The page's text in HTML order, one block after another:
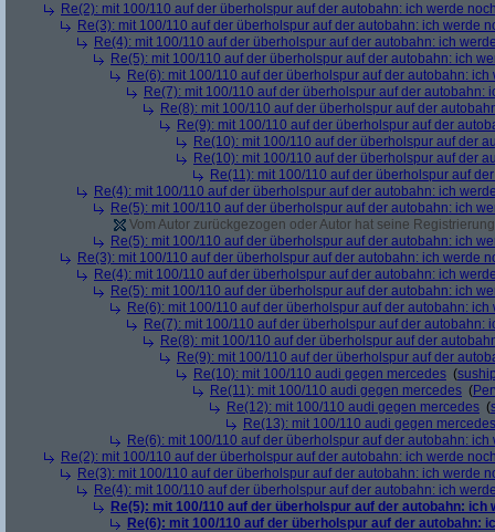
Re(2): mit 100/110 auf der überholspur auf der autobahn: ich werde
Re(3): mit 100/110 auf der überholspur auf der autobahn: ich werde
Re(4): mit 100/110 auf der überholspur auf der autobahn: ich
Re(5): mit 100/110 auf der überholspur auf der autobahn: ich
Re(6): mit 100/110 auf der überholspur auf der autobahn:
Re(7): mit 100/110 auf der überholspur auf der autobahn:
Re(8): mit 100/110 auf der überholspur auf der
Re(9): mit 100/110 auf der überholspur auf der
Re(10): mit 100/110 auf der überholspur auf der
Re(10): mit 100/110 auf der überholspur auf der
Re(11): mit 100/110 auf der überholspur auf
Re(4): mit 100/110 auf der überholspur auf der autobahn: ich
Re(5): mit 100/110 auf der überholspur auf der autobahn: ich
Vom Autor zurückgezogen oder Autor hat seine
Re(5): mit 100/110 auf der überholspur auf der autobahn: ich
Re(3): mit 100/110 auf der überholspur auf der autobahn: ich werde
Re(4): mit 100/110 auf der überholspur auf der autobahn: ich
Re(5): mit 100/110 auf der überholspur auf der autobahn: ich
Re(6): mit 100/110 auf der überholspur auf der autobahn:
Re(7): mit 100/110 auf der überholspur auf der autobahn:
Re(8): mit 100/110 auf der überholspur auf der
Re(9): mit 100/110 auf der überholspur auf der
Re(10): mit 100/110 audi gegen mercedes (
Re(11): mit 100/110 audi gegen mercedes (
Re(12): mit 100/110 audi gegen mercedes (
Re(13): mit 100/110 audi gegen mercedes
Re(6): mit 100/110 auf der überholspur auf der autobahn:
Re(2): mit 100/110 auf der überholspur auf der autobahn: ich werde
Re(3): mit 100/110 auf der überholspur auf der autobahn: ich werde
Re(4): mit 100/110 auf der überholspur auf der autobahn: ich
Re(5): mit 100/110 auf der überholspur auf der autobahn: ich
Re(6): mit 100/110 auf der überholspur auf der autobahn: